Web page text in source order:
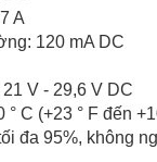
A
120 mA DC
V - 29,6 V DC
C (+23 ° F đến
đa 95%, không